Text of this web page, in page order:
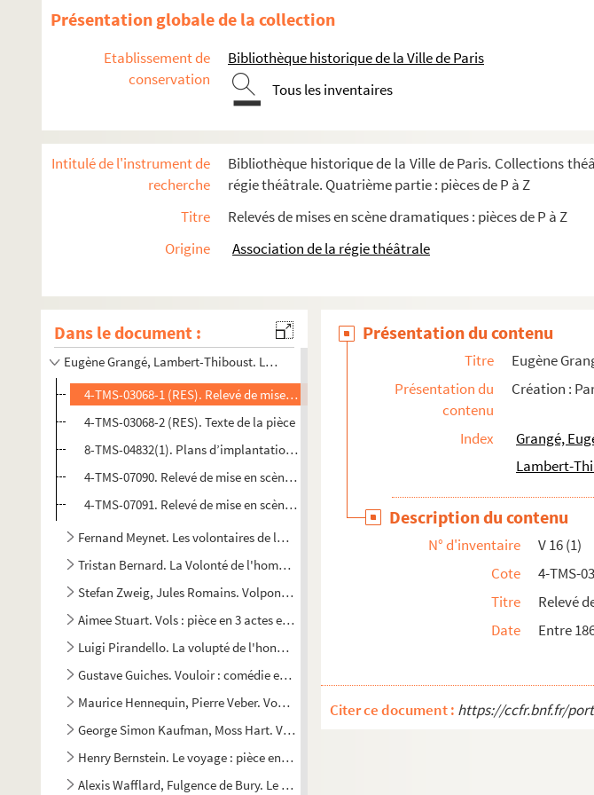
Présentation globale de la collection
Etablissement de
conservation
Bibliothèque historique de la Ville de Paris
Tous les inventaires
Intitulé de l'instrument de
recherche
Bibliothèque historique de la Ville de Paris. Collections
régie théâtrale. Quatrième partie : pièces de P à Z
Titre
Relevés de mises en scène dramatiques : pièces de P à Z
Origine
Association de la régie théâtrale
Dans le document :
Louis Verneuil. Vive le roi !... : comédie en 3 actes et 7 tableaux. 1935
Yves Mirande, Jacques Richepin, Robert de Machiels. Vive l'Empereur! : comédie en 3 actes et 4
Xavier de Montepin. Les viveurs de Paris : drame en 5 actes et 8 tableaux. 1857
André Pascal, Pierre Delbet. La vocation : pièce en 4 actes. 1926
Émile Dernay. Le voeu de Marie-Anne : pièce en 1 acte en vers. 1925
Alfred Savoir. La voie lactée : comédie en 3 actes. 1933
Georges Rodenbach. Le voile. 1894
Pierre Wolff. Le voile déchiré : pièce en 2 actes. 1919
Francis de Croisset. Le vol nuptial : comédie en 3 actes. 1933
Henry Bernstein. Le voleur : pièce en 3 actes. 1906
Eugène Grangé, Lambert-Thiboust. La voleuse d'enfants : drame en 5 actes et 8 tableaux. 1865
4-TMS-03068-1 (RES). Relevé de mise en scène. 1
4-TMS-03068-2 (RES). Texte de la pièce
8-TMS-04832(1). Plans d’implantation de décor et liste d’accessoires
4-TMS-07090. Relevé de mise en scène. 2
4-TMS-07091. Relevé de mise en scène. 3
Fernand Meynet. Les volontaires de la Loire : drame en 5 actes et 6 tableaux. 1890
Tristan Bernard. La Volonté de l'homme ou Le sexe fort : pièce en trois actes. 1917
Stefan Zweig, Jules Romains. Volpone : comédie en 3 actes d'après Ben Jonson. 1928
Aimee Stuart. Vols : pièce en 3 actes et 2 tableaux. Adaptation par Hélène Lara. Entre 1920 et
Luigi Pirandello. La volupté de l'honneur. 1922
Gustave Guiches. Vouloir : comédie en 4 actes. 1913
Maurice Hennequin, Pierre Veber. Vous n'avez rien à déclarer : pièce en 3 actes. 1906
George Simon Kaufman, Moss Hart. Vous ne l'emporterez pas avec vous : pièce en 3 actes et 4
Henry Bernstein. Le voyage : pièce en 3 actes. 1937
Alexis Wafflard, Fulgence de Bury. Le voyage à Dieppe : comédie en 3 actes. 1821
Présentation du contenu
Titre
Eugène
Présentation du
contenu
Création :
Index Grangé,
Lambert-
Description du contenu
N° d'inventaire
V 16 (1)
Cote
4-TMS-
Titre
Relevé
Date
Entre
Citer ce document : https://ccfr.bnf.fr/